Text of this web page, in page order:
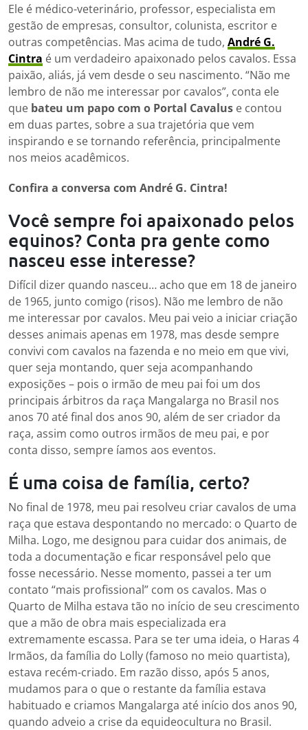
Ele é médico-veterinário, professor, especialista em
gestão de empresas, consultor, colunista, escritor e
outras competências. Mas acima de tudo, André G.
Cintra é um verdadeiro apaixonado pelos cavalos. Essa
paixão, aliás, já vem desde o seu nascimento. “Não me
lembro de não me interessar por cavalos”, conta ele
que bateu um papo com o Portal Cavalus e contou
em duas partes, sobre a sua trajetória que vem
inspirando e se tornando referência, principalmente
nos meios acadêmicos.
Confira a conversa com André G. Cintra!
Você sempre foi apaixonado pelos
equinos? Conta pra gente como
nasceu esse interesse?
Difícil dizer quando nasceu… acho que em 18 de janeiro
de 1965, junto comigo (risos). Não me lembro de não
me interessar por cavalos. Meu pai veio a iniciar criação
desses animais apenas em 1978, mas desde sempre
convivi com cavalos na fazenda e no meio em que vivi,
quer seja montando, quer seja acompanhando
exposições – pois o irmão de meu pai foi um dos
principais árbitros da raça Mangalarga no Brasil nos
anos 70 até final dos anos 90, além de ser criador da
raça, assim como outros irmãos de meu pai, e por
conta disso, sempre íamos aos eventos.
É uma coisa de família, certo?
No final de 1978, meu pai resolveu criar cavalos de uma
raça que estava despontando no mercado: o Quarto de
Milha. Logo, me designou para cuidar dos animais, de
toda a documentação e ficar responsável pelo que
fosse necessário. Nesse momento, passei a ter um
contato “mais profissional” com os cavalos. Mas o
Quarto de Milha estava tão no início de seu crescimento
que a mão de obra mais especializada era
extremamente escassa. Para se ter uma ideia, o Haras 4
Irmãos, da família do Lolly (famoso no meio quartista),
estava recém-criado. Em razão disso, após 5 anos,
mudamos para o que o restante da família estava
habituado e criamos Mangalarga até início dos anos 90,
quando adveio a crise da equideocultura no Brasil.